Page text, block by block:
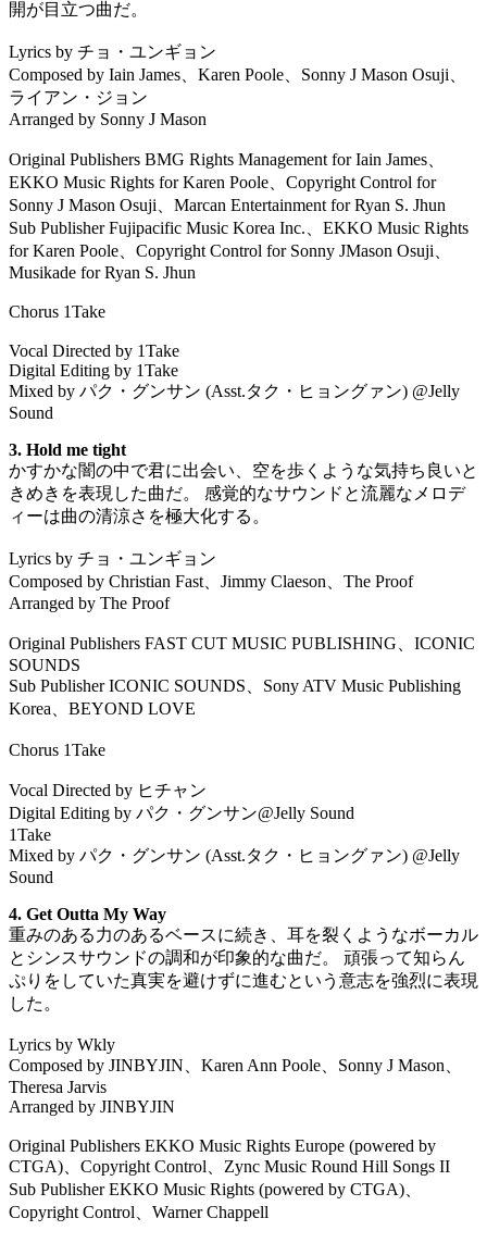
開が目立つ曲だ。
Lyrics by チョ・ユンギョン
Composed by Iain James、Karen Poole、Sonny J Mason Osuji、
ライアン・ジョン
Arranged by Sonny J Mason
Original Publishers BMG Rights Management for Iain James、
EKKO Music Rights for Karen Poole、Copyright Control for
Sonny J Mason Osuji、Marcan Entertainment for Ryan S. Jhun
Sub Publisher Fujipacific Music Korea Inc.、EKKO Music Rights
for Karen Poole、Copyright Control for Sonny JMason Osuji、
Musikade for Ryan S. Jhun
Chorus 1Take
Vocal Directed by 1Take
Digital Editing by 1Take
Mixed by パク・グンサン (Asst.タク・ヒョングァン) @Jelly
Sound
3. Hold me tight
かすかな闇の中で君に出会い、空を歩くような気持ち良いと
きめきを表現した曲だ。 感覚的なサウンドと流麗なメロデ
ィーは曲の清涼さを極大化する。
Lyrics by チョ・ユンギョン
Composed by Christian Fast、Jimmy Claeson、The Proof
Arranged by The Proof
Original Publishers FAST CUT MUSIC PUBLISHING、ICONIC
SOUNDS
Sub Publisher ICONIC SOUNDS、Sony ATV Music Publishing
Korea、BEYOND LOVE
Chorus 1Take
Vocal Directed by ヒチャン
Digital Editing by パク・グンサン@Jelly Sound
1Take
Mixed by パク・グンサン (Asst.タク・ヒョングァン) @Jelly
Sound
4. Get Outta My Way
重みのある力のあるベースに続き、耳を裂くようなボーカル
とシンスサウンドの調和が印象的な曲だ。 頑張って知らん
ぷりをしていた真実を避けずに進むという意志を強烈に表現
した。
Lyrics by Wkly
Composed by JINBYJIN、Karen Ann Poole、Sonny J Mason、
Theresa Jarvis
Arranged by JINBYJIN
Original Publishers EKKO Music Rights Europe (powered by
CTGA)、Copyright Control、Zync Music Round Hill Songs II
Sub Publisher EKKO Music Rights (powered by CTGA)、
Copyright Control、Warner Chappell